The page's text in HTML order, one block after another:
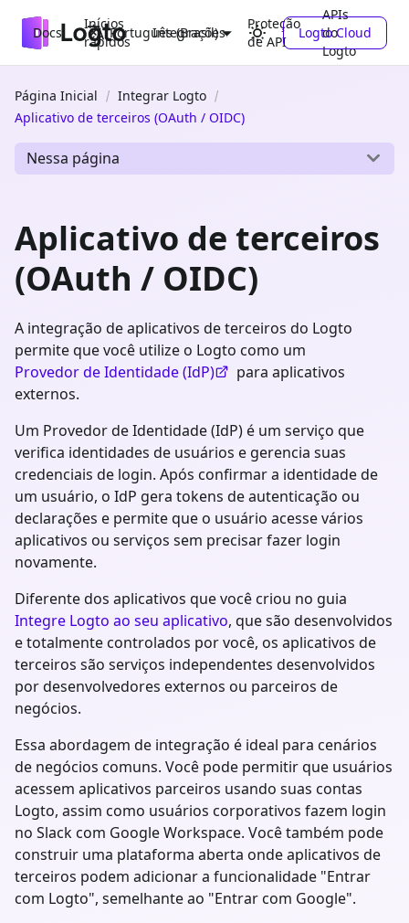
Docs
Inícios
rápidos
Integrações
Proteção
de API
APIs
do
Logto
Português (Brasil) Logto Cloud
Página Inicial
Integrar Logto
Aplicativo de terceiros (OAuth / OIDC)
Nessa página
Aplicativo de terceiros
(OAuth / OIDC)
A integração de aplicativos de terceiros do Logto
permite que você utilize o Logto como um
Provedor de Identidade (IdP)
para aplicativos
externos.
Um Provedor de Identidade (IdP) é um serviço que
verifica identidades de usuários e gerencia suas
credenciais de login. Após confirmar a identidade de
um usuário, o IdP gera tokens de autenticação ou
declarações e permite que o usuário acesse vários
aplicativos ou serviços sem precisar fazer login
novamente.
Diferente dos aplicativos que você criou no guia
Integre Logto ao seu aplicativo, que são desenvolvidos
e totalmente controlados por você, os aplicativos de
terceiros são serviços independentes desenvolvidos
por desenvolvedores externos ou parceiros de
negócios.
Essa abordagem de integração é ideal para cenários
de negócios comuns. Você pode permitir que usuários
acessem aplicativos parceiros usando suas contas
Logto, assim como usuários corporativos fazem login
no Slack com Google Workspace. Você também pode
construir uma plataforma aberta onde aplicativos de
terceiros podem adicionar a funcionalidade "Entrar
com Logto", semelhante ao "Entrar com Google".